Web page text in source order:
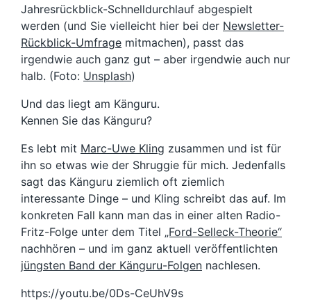
Jahresrückblick-Schnelldurchlauf abgespielt
werden (und Sie vielleicht hier bei der Newsletter-
Rückblick-Umfrage mitmachen), passt das
irgendwie auch ganz gut – aber irgendwie auch nur
halb. (Foto: Unsplash)
Und das liegt am Känguru.
Kennen Sie das Känguru?
Es lebt mit Marc-Uwe Kling zusammen und ist für
ihn so etwas wie der Shruggie für mich. Jedenfalls
sagt das Känguru ziemlich oft ziemlich
interessante Dinge – und Kling schreibt das auf. Im
konkreten Fall kann man das in einer alten Radio-
Fritz-Folge unter dem Titel „Ford-Selleck-Theorie“
nachhören – und im ganz aktuell veröffentlichten
jüngsten Band der Känguru-Folgen nachlesen.
https://youtu.be/0Ds-CeUhV9s